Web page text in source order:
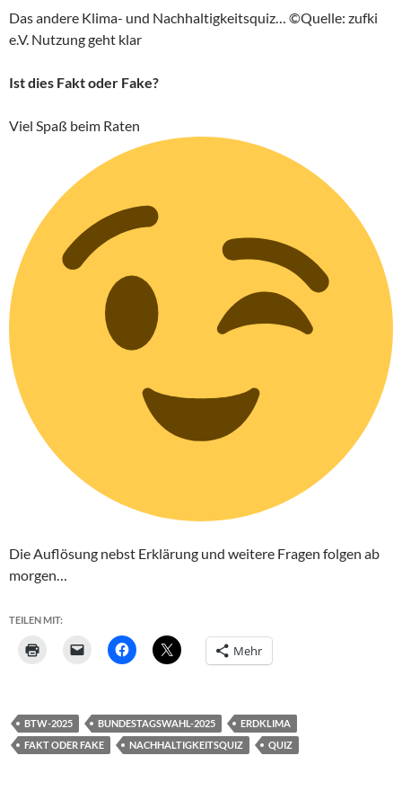
Das andere Klima- und Nachhaltigkeitsquiz… ©Quelle: zufki
e.V. Nutzung geht klar
Ist dies Fakt oder Fake?
Viel Spaß beim Raten
Die Auflösung nebst Erklärung und weitere Fragen folgen ab
morgen…
TEILEN MIT:
Mehr
BTW-2025 BUNDESTAGSWAHL-2025
ERDKLIMA
FAKT ODER FAKE
NACHHALTIGKEITSQUIZ QUIZ